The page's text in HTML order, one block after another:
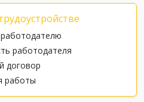
работодателя
договор
работы